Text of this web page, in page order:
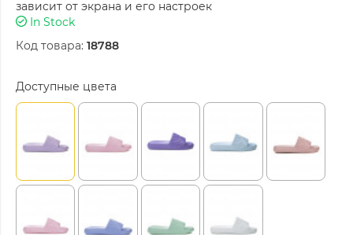
зависит от экрана и его настроек
In Stock
Код товара: 18788
Доступные цвета